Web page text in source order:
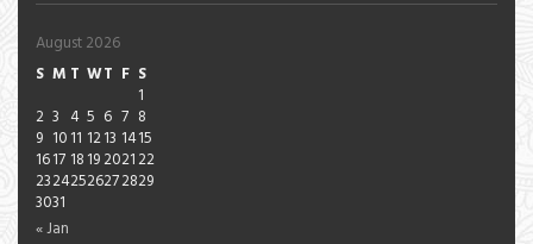
August 2026
S M T WT F S
1
2 3 4 5 6 7 8
9 1011 1213 1415
1617 1819202122
23242526272829
3031
« Jan